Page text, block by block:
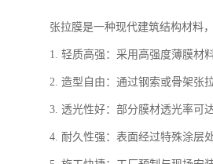
张拉膜是一种现代建筑结构材料
1. 轻质高强：采用高强度薄膜材
2. 造型自由：通过钢索或骨架张
3. 透光性好：部分膜材透光率可
4. 耐久性强：表面经过特殊涂层